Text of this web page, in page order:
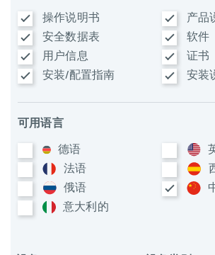
操作说明书
产品
安全数据表
软件
用户信息
证书
安装/配置指南
安装
可用语言
德语
法语
俄语
意大利​的